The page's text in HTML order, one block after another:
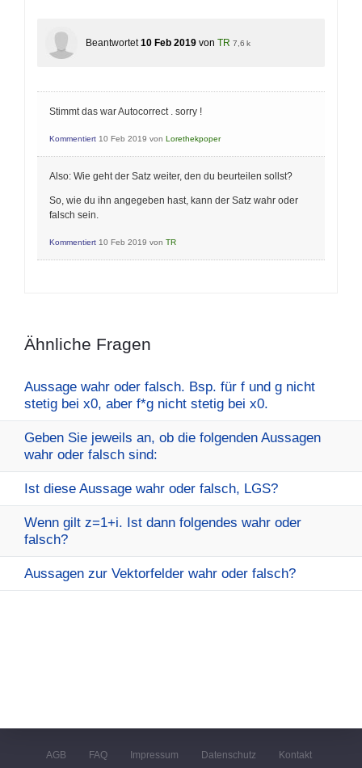
Beantwortet 10 Feb 2019 von TR 7,6 k
Stimmt das war Autocorrect . sorry !
Kommentiert 10 Feb 2019 von Lorethekpoper
Also: Wie geht der Satz weiter, den du beurteilen sollst?
So, wie du ihn angegeben hast, kann der Satz wahr oder
falsch sein.
Kommentiert 10 Feb 2019 von TR
Ähnliche Fragen
Aussage wahr oder falsch. Bsp. für f und g nicht
stetig bei x0, aber f*g nicht stetig bei x0.
Geben Sie jeweils an, ob die folgenden Aussagen
wahr oder falsch sind:
Ist diese Aussage wahr oder falsch, LGS?
Wenn gilt z=1+i. Ist dann folgendes wahr oder
falsch?
Aussagen zur Vektorfelder wahr oder falsch?
AGB FAQ Impressum Datenschutz Kontakt